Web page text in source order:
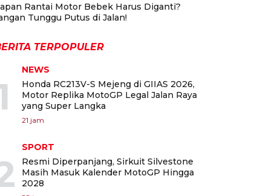
Rantai Motor Bebek Harus Diganti?
Tunggu Putus di Jalan!
TERPOPULER
NEWS
Honda RC213V-S Mejeng di GIIAS 2026,
Motor Replika MotoGP Legal Jalan Raya
yang Super Langka
21 jam
SPORT
Resmi Diperpanjang, Sirkuit Silvestone
Masih Masuk Kalender MotoGP Hingga
2028